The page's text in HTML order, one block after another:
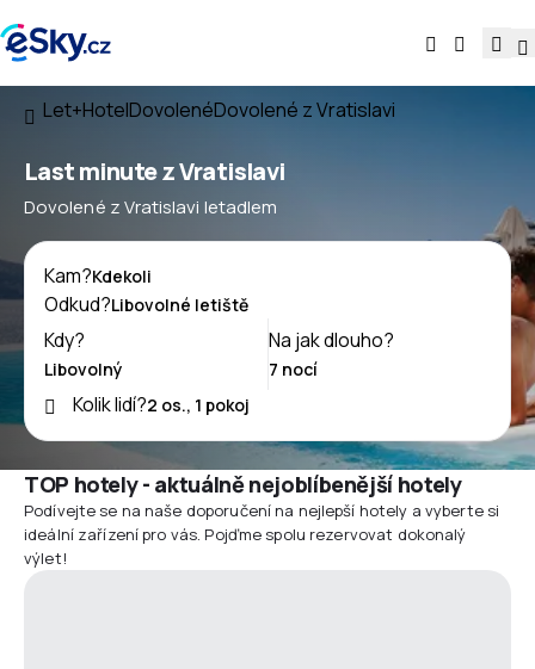
Let+HotelDovolenéDovolené z Vratislavi
Last minute z Vratislavi
Dovolené z Vratislavi letadlem
Kam?
Odkud?
Kdy?
Na jak dlouho?
Kolik lidí?
TOP hotely - aktuálně nejoblíbenější hotely
Podívejte se na naše doporučení na nejlepší hotely a vyberte si
ideální zařízení pro vás. Pojďme spolu rezervovat dokonalý
výlet!